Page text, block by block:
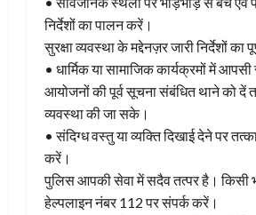
निर्देशों का पालन करें।
सुरक्षा व्यवस्था के मद्देनज़र जारी निर्देशों का
• धार्मिक या सामाजिक कार्यक्रमों में
आयोजनों की पूर्व सूचना संबंधित थाने को दें
व्यवस्था की जा सके।
• संदिग्ध वस्तु या व्यक्ति दिखाई देने पर
करें।
पुलिस आपकी सेवा में सदैव तत्पर है। किसी
हेल्पलाइन नंबर 112 पर संपर्क करें।